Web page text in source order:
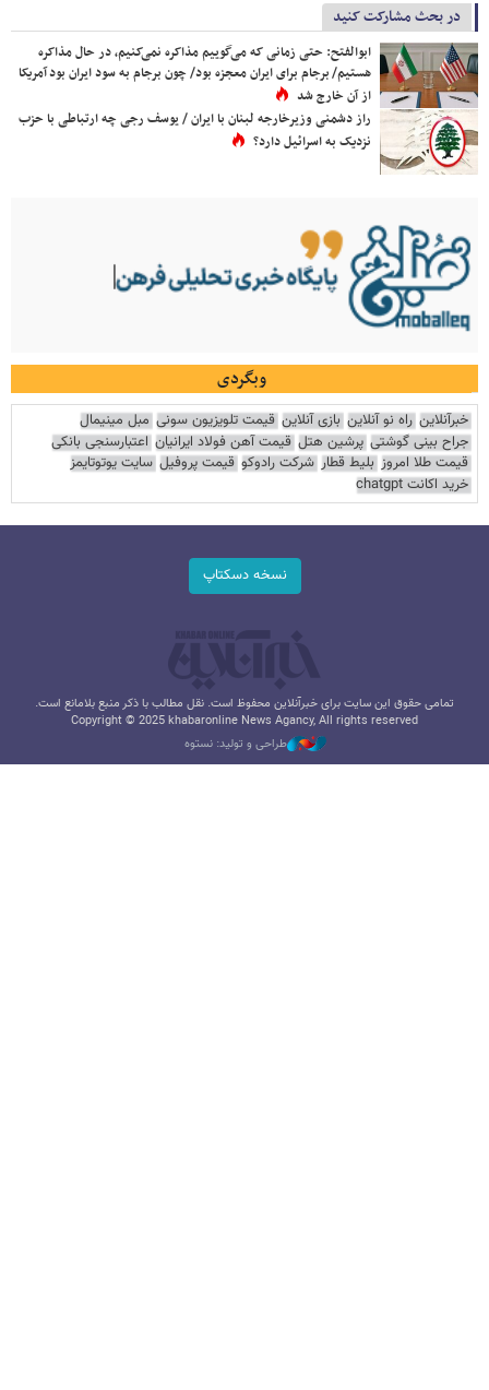
در بحث مشارکت کنید
ابوالفتح: حتی زمانی که می‌گوییم مذاکره نمی‌کنیم، در حال مذاکره
هستیم/ برجام برای ایران معجزه بود/ چون برجام به سود ایران بود آمریکا
از آن خارج شد
راز دشمنی وزیرخارجه لبنان با ایران / یوسف رجی چه ارتباطی با حزب
نزدیک به اسرائیل دارد؟
وبگردی
خبرآنلاین راه نو آنلاین بازی آنلاین قیمت تلویزیون سونی مبل مینیمال
جراح بینی گوشتی پرشین هتل قیمت آهن فولاد ایرانیان اعتبارسنجی بانکی
قیمت طلا امروز بلیط قطار شرکت رادوکو قیمت پروفیل سایت یوتوتایمز
خرید اکانت chatgpt
نسخه دسکتاپ
تمامی حقوق این سایت برای خبرآنلاین محفوظ است. نقل مطالب با ذکر منبع بلامانع است.
Copyright © 2025 khabaronline News Agancy, All rights reserved
طراحی و تولید: نستوه